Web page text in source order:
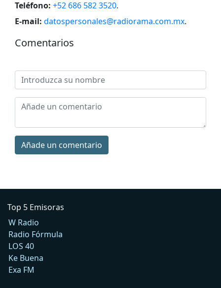
Teléfono: +52 686 582 3520.
E-mail: datospersonales@radiorama.com.mx.
Comentarios
Añade un comentario
Top 5 Emisoras
W Radio
Radio Fórmula
LOS 40
Ke Buena
Exa FM